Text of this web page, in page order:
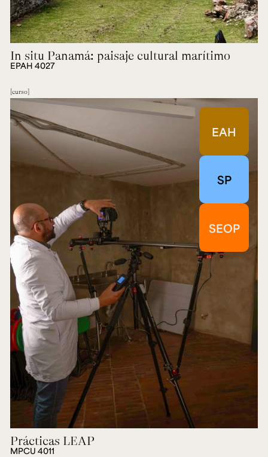
In situ Panamá: paisaje cultural marítimo
EPAH 4027
curso
EAH
SP
SEOP
Prácticas LEAP
MPCU 4011